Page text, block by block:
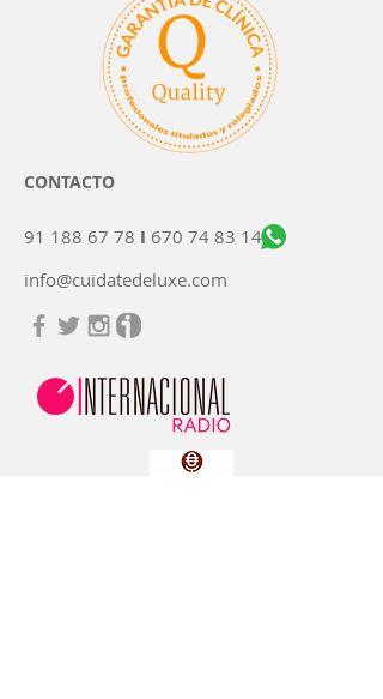
CONTACTO
91 188 67 78 I 670 74 83 14
info@cuidatedeluxe.com